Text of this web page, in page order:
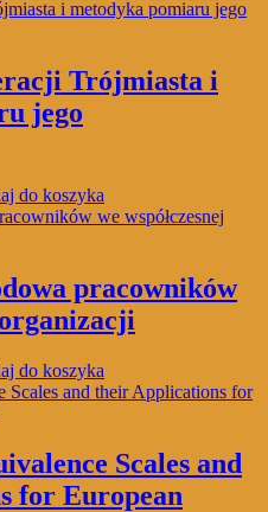
Trójmiasta i
jego
do koszyka
pracowników
do koszyka
Scales and
for European